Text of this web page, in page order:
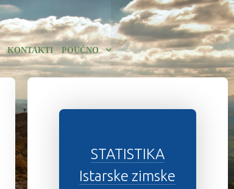
KONTAKTI POUČNO
STATISTIKA
Istarske zimske